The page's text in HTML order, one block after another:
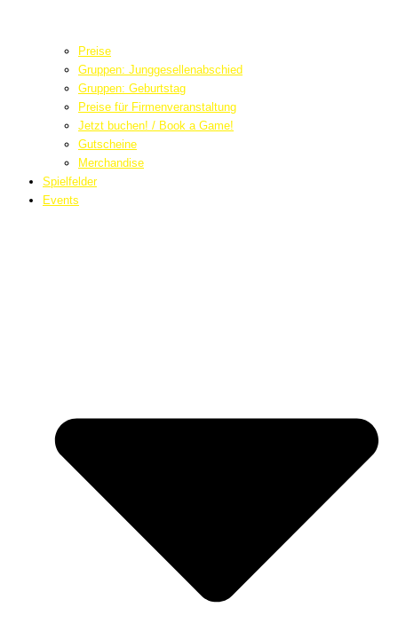
Preise
Gruppen: Junggesellenabschied
Gruppen: Geburtstag
Preise für Firmenveranstaltung
Jetzt buchen! / Book a Game!
Gutscheine
Merchandise
Spielfelder
Events